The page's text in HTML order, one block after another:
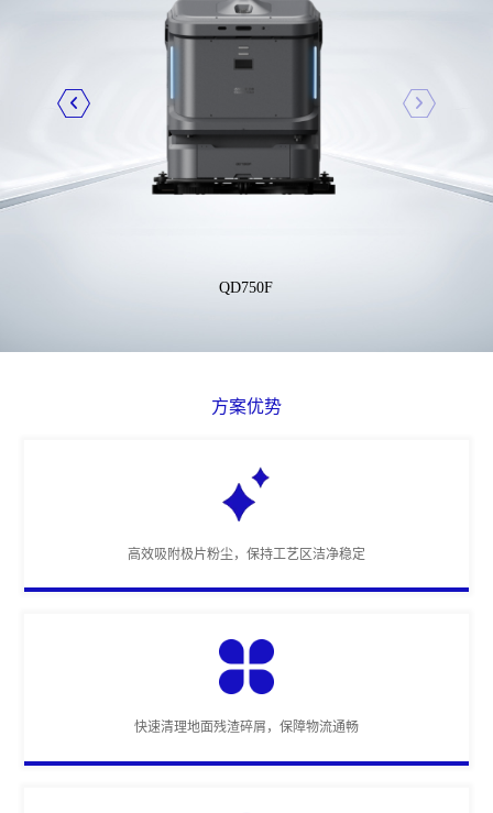
QD750F
方案优势
高效吸附极片粉尘，保持工艺区洁净稳定
快速清理地面残渣碎屑，保障物流通畅